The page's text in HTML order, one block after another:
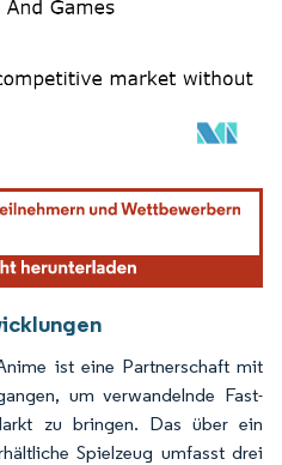
erfordert Namensnennung gemäß
ist eine Partnerschaft mit
um verwandelnde Fast-
zu bringen. Das über ein
Spielzeug umfasst drei